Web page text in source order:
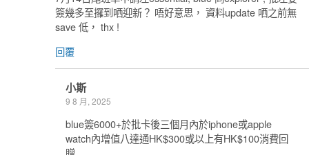
簽幾多至攞到哂迎新？ 唔好意思， 資料update 哂之前無
save 低， thx !
回覆
小斯
9 8 月, 2025
blue簽6000+於批卡後三個月內於iphone或apple
watch內增值八達通HK$300或以上有HK$100消費回